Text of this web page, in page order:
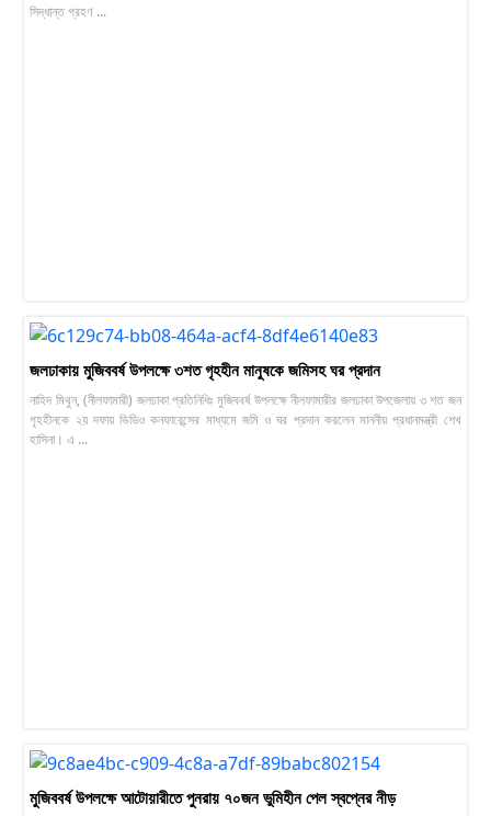
সিদ্ধান্ত গ্রহণ ...
জলঢাকায় মুজিববর্ষ উপলক্ষে ৩শত গৃহহীন মানুষকে জমিসহ ঘর প্রদান
নাহিদ মিথুন, (নীলফামারী) জলঢাকা প্রতিনিধিঃ মুজিববর্ষ উপলক্ষে নীলফামারীর জলঢাকা উপজেলায় ৩ শত জন
গৃহহীনকে ২য় দফায় ভিডিও কনফারেন্সের মাধ্যমে জমি ও ঘর প্রদান করলেন মাননীয় প্রধানমন্ত্রী শেখ
হাসিনা। এ ...
মুজিববর্ষ উপলক্ষে আটোয়ারীতে পুনরায় ৭০জন ভুমিহীন পেল স্বপ্নের নীড়